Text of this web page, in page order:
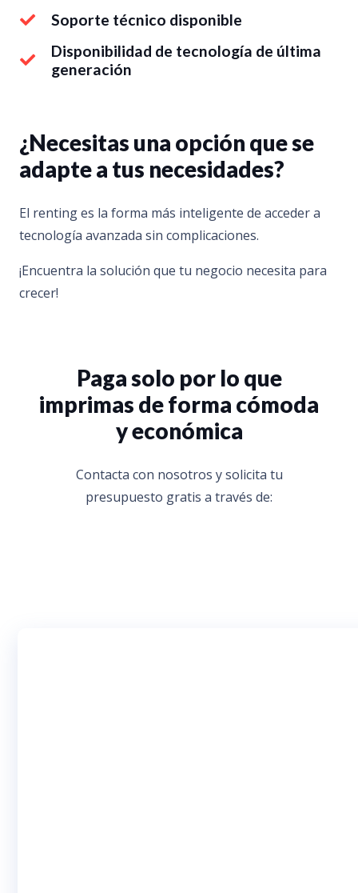
Soporte técnico disponible
Disponibilidad de tecnología de última
generación
¿Necesitas una opción que se
adapte a tus necesidades?
El renting es la forma más inteligente de acceder a
tecnología avanzada sin complicaciones.
¡Encuentra la solución que tu negocio necesita para
crecer!
Paga solo por lo que
imprimas de forma cómoda
y económica
Contacta con nosotros y solicita tu
presupuesto gratis a través de: